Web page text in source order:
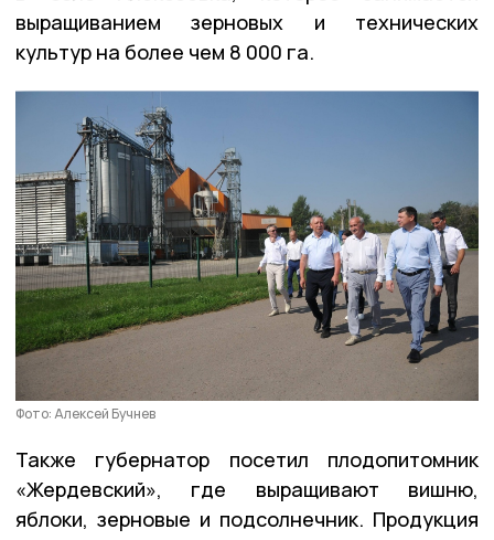
выращиванием зерновых и технических
культур на более чем 8 000 га.
Фото: Алексей Бучнев
Также губернатор посетил плодопитомник
«Жердевский», где выращивают вишню,
яблоки, зерновые и подсолнечник. Продукция